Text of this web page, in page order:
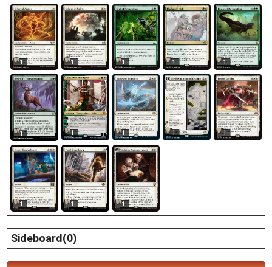
1 1 1 1 1
1 1 1 1 1
1 1 1
Sideboard(0)